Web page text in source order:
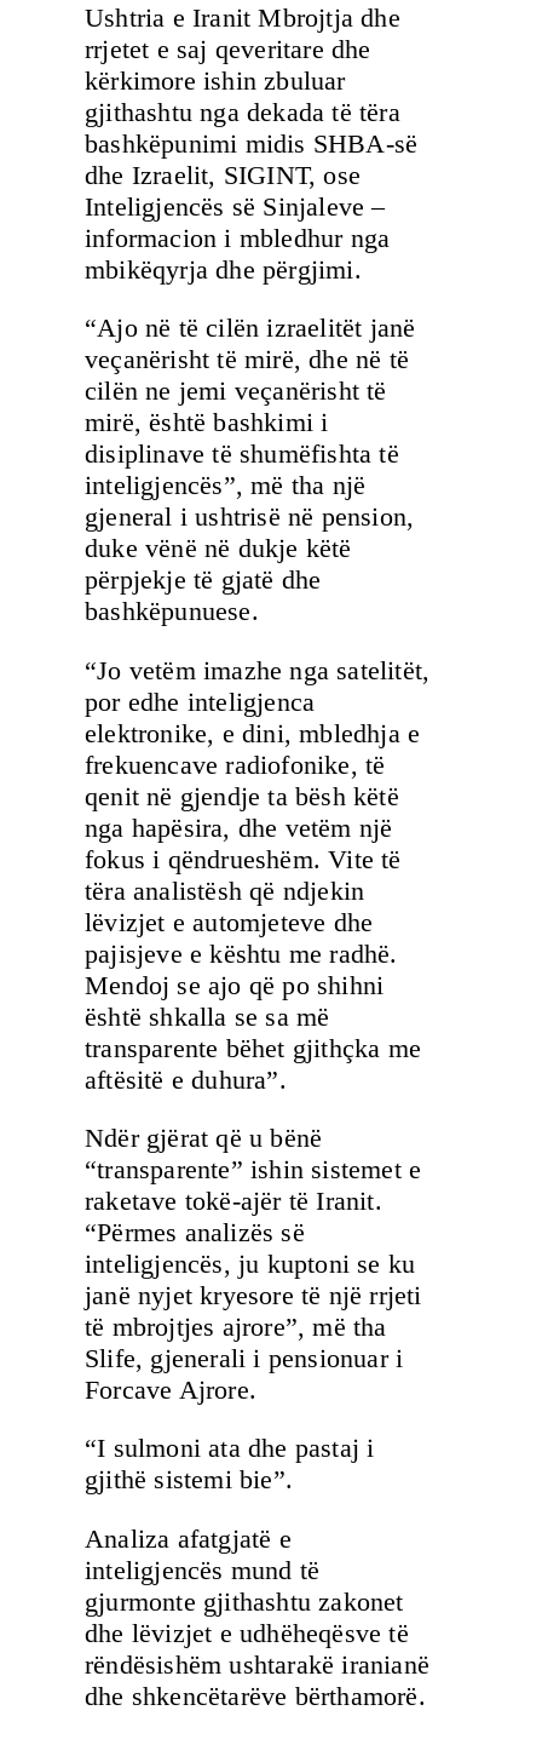
Ushtria e Iranit Mbrojtja dhe
rrjetet e saj qeveritare dhe
kërkimore ishin zbuluar
gjithashtu nga dekada të tëra
bashkëpunimi midis SHBA-së
dhe Izraelit, SIGINT, ose
Inteligjencës së Sinjaleve –
informacion i mbledhur nga
mbikëqyrja dhe përgjimi.
“Ajo në të cilën izraelitët janë
veçanërisht të mirë, dhe në të
cilën ne jemi veçanërisht të
mirë, është bashkimi i
disiplinave të shumëfishta të
inteligjencës”, më tha një
gjeneral i ushtrisë në pension,
duke vënë në dukje këtë
përpjekje të gjatë dhe
bashkëpunuese.
“Jo vetëm imazhe nga satelitët,
por edhe inteligjenca
elektronike, e dini, mbledhja e
frekuencave radiofonike, të
qenit në gjendje ta bësh këtë
nga hapësira, dhe vetëm një
fokus i qëndrueshëm. Vite të
tëra analistësh që ndjekin
lëvizjet e automjeteve dhe
pajisjeve e kështu me radhë.
Mendoj se ajo që po shihni
është shkalla se sa më
transparente bëhet gjithçka me
aftësitë e duhura”.
Ndër gjërat që u bënë
“transparente” ishin sistemet e
raketave tokë-ajër të Iranit.
“Përmes analizës së
inteligjencës, ju kuptoni se ku
janë nyjet kryesore të një rrjeti
të mbrojtjes ajrore”, më tha
Slife, gjenerali i pensionuar i
Forcave Ajrore.
“I sulmoni ata dhe pastaj i
gjithë sistemi bie”.
Analiza afatgjatë e
inteligjencës mund të
gjurmonte gjithashtu zakonet
dhe lëvizjet e udhëheqësve të
rëndësishëm ushtarakë iranianë
dhe shkencëtarëve bërthamorë.